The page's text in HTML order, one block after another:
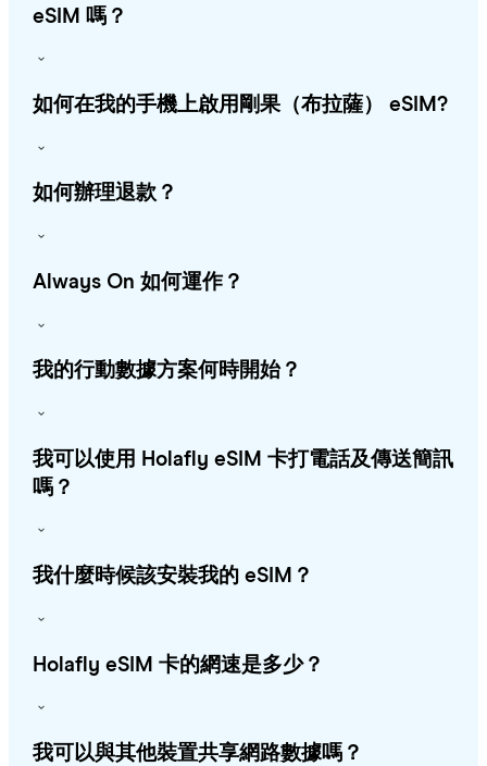
eSIM 嗎？
如何在我的手機上啟用剛果（布拉薩） eSIM?
如何辦理退款？
Always On 如何運作？
我的行動數據方案何時開始？
我可以使用 Holafly eSIM 卡打電話及傳送簡訊
嗎？
我什麼時候該安裝我的 eSIM？
Holafly eSIM 卡的網速是多少？
我可以與其他裝置共享網路數據嗎？